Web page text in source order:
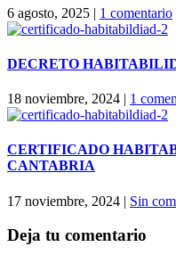
6 agosto, 2025 | 1 comentario
DECRETO
18 noviembre, 2024 | 1
CERTIFICADO
CANTABRIA
17 noviembre, 2024 | Sin
Deja tu comentario